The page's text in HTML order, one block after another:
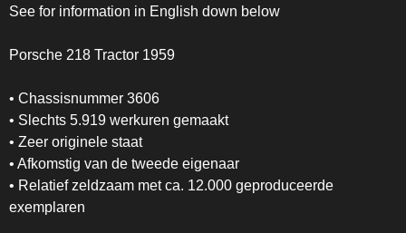
See for information in English down below
Porsche 218 Tractor 1959
• Chassisnummer 3606
• Slechts 5.919 werkuren gemaakt
• Zeer originele staat
• Afkomstig van de tweede eigenaar
• Relatief zeldzaam met ca. 12.000 geproduceerde
exemplaren